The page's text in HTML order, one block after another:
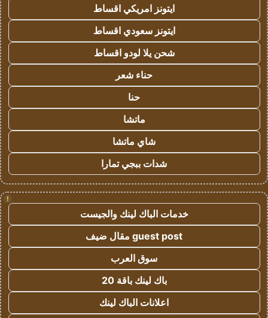
ايتونز امريكي اقساط
ايتونز سعودي اقساط
شحن يلا لودو اقساط
حناء شعر
حنا
ماتشا
شاي ماتشا
شدات ببجي تمارا
!
خدمات الباك لينك والجيست
guest post مقال ضيف
سوق العرب
باك لينك باقة 20
اعلانات الباك لينك